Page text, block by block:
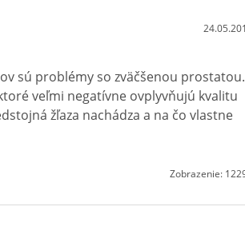
sú problémy so zväčšenou prostatou.
veľmi negatívne ovplyvňujú kvalitu
žľaza nachádza a na čo vlastne
Zobrazenie: